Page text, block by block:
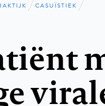
CASUÏSTIEK